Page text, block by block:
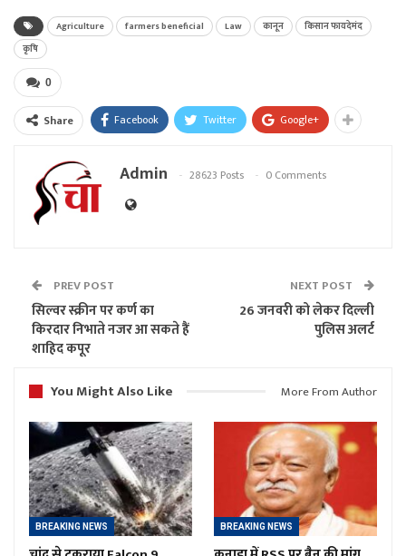
Agriculture farmers beneficial Law कानून
किसान फायदेमंद
कृषि
0
Share Facebook Twitter Google+
Admin 28623 Posts 0 Comments
PREV POST
सिल्वर स्क्रीन पर कर्ण का
किरदार निभाते नजर आ सकते हैं
शाहिद कपूर
NEXT POST
26 जनवरी को लेकर दिल्ली
पुलिस अलर्ट
You Might Also Like More From Author
BREAKING NEWS BREAKING NEWS